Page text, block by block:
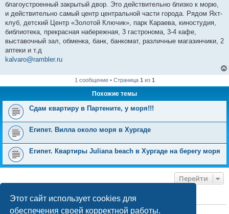
Этот сайт использует cookies для
обеспечения своей корректной работы.
благоустроенный закрытый двор. Это действительно близко к морю,
и действительно самый центр центральной части города. Рядом Яхт-
клуб, детский Центр «Золотой Ключик», парк Караева, киностудия,
библиотека, прекрасная набережная, 3 гастронома, 3-4 кафе,
выставочный зал, обменка, банк, банкомат, различные магазинчики, 2
аптеки и т.д
kalvaro@rambler.ru
1 сообщение • Страница 1 из 1
Похожие темы
Сдам квартиру в Партените, у моря!!!
Египет. Вилла около моря в Хургаде
Египет. Квартиры Juliana beach в Хургаде на берегу моря
Перейти
КТО СЕЙЧАС НА КОНФЕРЕНЦИИ
Сейчас этот форум просматривают:ClaudeBot [ИИ бот]и 1 гость